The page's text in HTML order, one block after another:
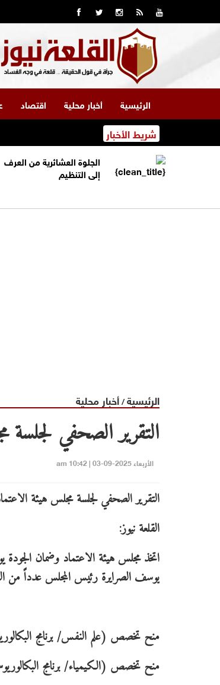
الرئيسية أخبار محلية اقتصاد
شريط الأخبار
الجلوة العشائرية من العرف
إلى التنظيم
الرئيسية/أخبار محلية
التقرير الصحفي
الأربعاء 2025-09-03 | 10:42 am
التقرير الصحفي لجلسة مجلس هيئة
القلعة نيوز:
يوسف الصرايرة رئيس المجلس عدداً من
منح تخصص (علم النفس/ برنامج
منح تخصص (الكيمياء/ برنامج